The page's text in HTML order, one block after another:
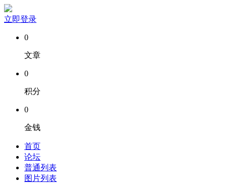
立即登录
0
文章
0
积分
0
金钱
首页
论坛
普通列表
图片列表